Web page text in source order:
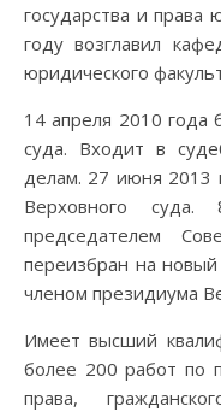
государства и права
году возглавил
юридического
14 апреля 2010 года
суда. Входит в
делам. 27 июня 2013
Верховного
председателем
переизбран на
членом президиума
Имеет высший
более 200 работ по
права,